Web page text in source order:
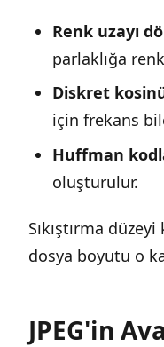
Renk uzayı
parlaklığa
Diskret
için frekans
Huffman
oluşturulur.
Sıkıştırma
dosya boyutu o
JPEG'in